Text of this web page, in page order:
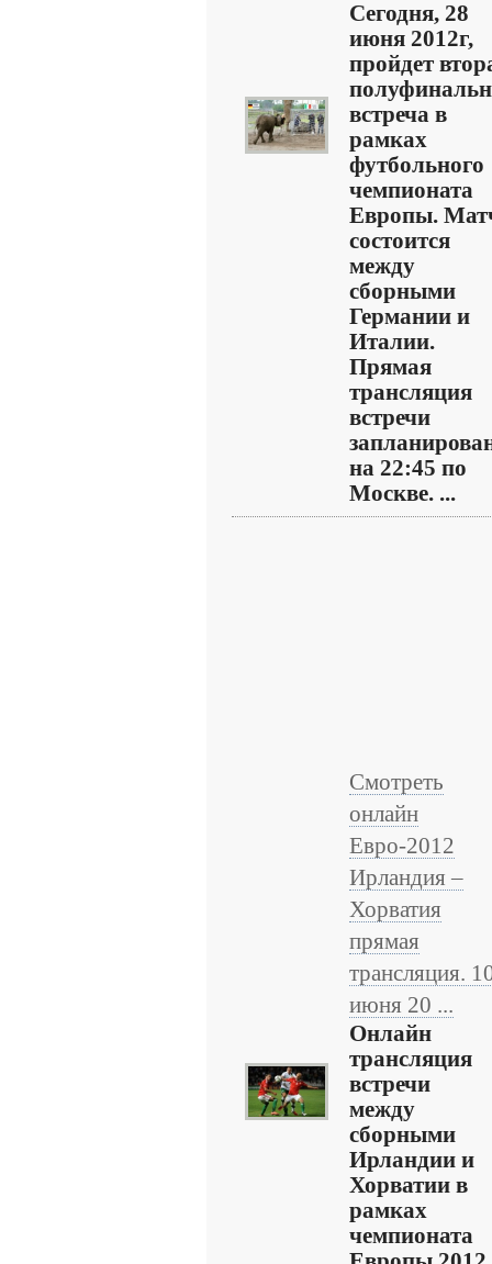
Сегодня, 28
июня 2012г,
пройдет
встреча в
рамках
футбольного
чемпионата
Европы.
состоится
между
сборными
Германии и
Италии.
Прямая
трансляция
встречи
на 22:45 по
Москве. ...
Смотреть
онлайн
Евро-2012
Ирландия –
Хорватия
прямая
трансляция.
июня 20 ...
Онлайн
трансляция
встречи
между
сборными
Ирландии и
Хорватии в
рамках
чемпионата